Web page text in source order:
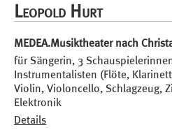
Leopold Hurt
MEDEA.Musiktheater nach
für Sängerin, 3
Instrumentalisten (Flöte,
Violin, Violoncello, Schlagzeug,
Elektronik
Details